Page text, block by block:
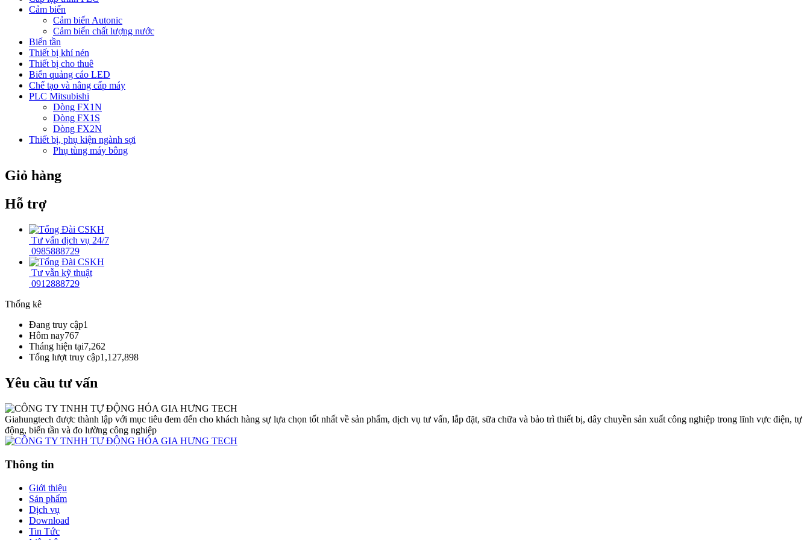
Cảm biến
Cảm biến Autonic
Cảm biến chất lượng nước
Biến tần
Thiết bị khí nén
Thiết bị cho thuê
Biển quảng cáo LED
Chế tạo và nâng cấp máy
PLC Mitsubishi
Dòng FX1N
Dòng FX1S
Dòng FX2N
Thiết bị, phụ kiện ngành sợi
Phụ tùng máy bông
Giỏ hàng
Hỗ trợ
Tư vấn dịch vụ 24/7
0985888729
Tư vẫn kỹ thuật
0912888729
Thống kê
Đang truy cập1
Hôm nay767
Tháng hiện tại7,262
Tổng lượt truy cập1,127,898
Yêu cầu tư vấn
Giahungtech được thành lập với mục tiêu đem đến cho khách hàng sự lựa chọn tốt nhất về sản phẩm, dịch vụ tư vấn, lắp đặt, sữa chữa và bảo trì thiết bị, dây chuyền sản xuất công nghiệp trong lĩnh vực điện, tự
động, biến tần và đo lường công nghiệp
Thông tin
Giới thiệu
Sản phẩm
Dịch vụ
Download
Tin Tức